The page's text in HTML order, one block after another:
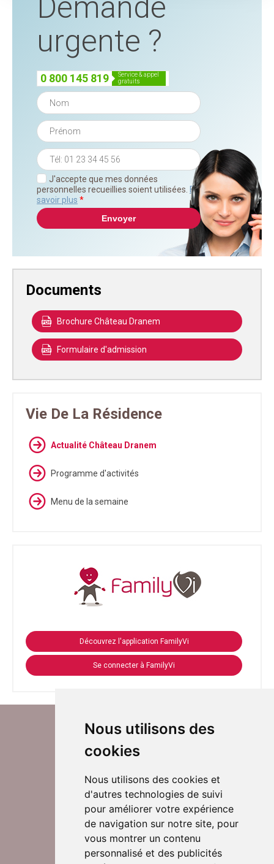
Nous utilisons des
cookies
Nous utilisons des cookies et
d'autres technologies de suivi
pour améliorer votre expérience
de navigation sur notre site, pour
vous montrer un contenu
personnalisé et des publicités
Demande
urgente ?
0 800 145 819
service & appel
gratuits
J'accepte que mes données
personnelles recueillies soient utilisées. En
savoir plus *
Documents
Brochure Château Dranem
Formulaire d'admission
Vie De La Résidence
Actualité Château Dranem
Programme d'activités
Menu de la semaine
Découvrez l'application FamilyVi
Se connecter à FamilyVi
Suivez-nous sur Twitter
Rejoignez nos équipes